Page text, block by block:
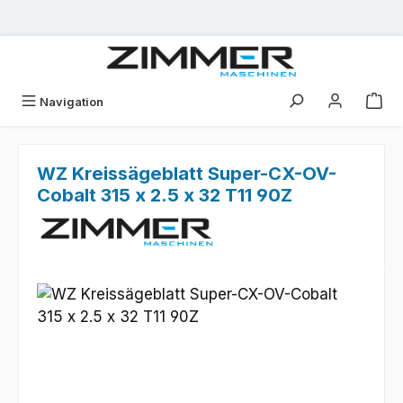
Navigation
WZ Kreissägeblatt Super-CX-OV-
Cobalt 315 x 2.5 x 32 T11 90Z
Bildergalerie überspringen